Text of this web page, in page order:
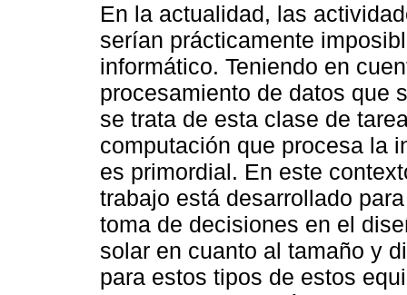
En la actualidad, las
serían prácticamente
informático. Teniendo en
procesamiento de datos que
se trata de esta clase de
computación que procesa la
es primordial. En este
trabajo está desarrollado
toma de decisiones en el
solar en cuanto al tamaño y
para estos tipos de estos